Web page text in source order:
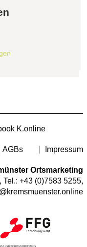
K.online
AGBs Impressum
Ortsmarketing
Tel.: +43 (0)7583 5255,